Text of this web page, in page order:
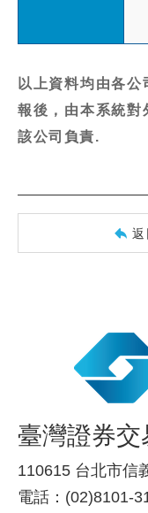
以上資料均由各
報後，由本系統對
該公司負責.
臺灣證券交
110615 台北市信
電話：(02)8101-